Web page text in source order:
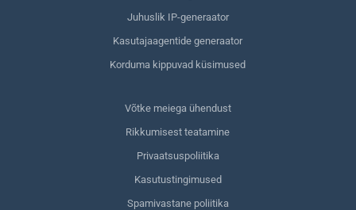
Juhuslik IP-generaator
Kasutajaagentide generaator
Korduma kippuvad küsimused
Võtke meiega ühendust
Rikkumisest teatamine
Privaatsuspoliitika
Kasutustingimused
Spamivastane poliitika